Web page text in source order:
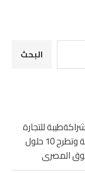
البحث
للتجارة
والتوكيلات تطلق شراكتها مع أجروستوك الأسبانية وتطرح 10 حلول
المصرى